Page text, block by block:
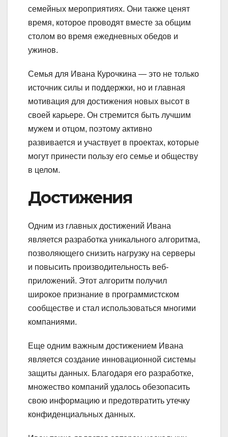
семейных мероприятиях. Они также ценят
время, которое проводят вместе за общим
столом во время ежедневных обедов и
ужинов.
Семья для Ивана Курочкина — это не только
источник силы и поддержки, но и главная
мотивация для достижения новых высот в
своей карьере. Он стремится быть лучшим
мужем и отцом, поэтому активно
развивается и участвует в проектах, которые
могут принести пользу его семье и обществу
в целом.
Достижения
Одним из главных достижений Ивана
является разработка уникального алгоритма,
позволяющего снизить нагрузку на серверы
и повысить производительность веб-
приложений. Этот алгоритм получил
широкое признание в программистском
сообществе и стал использоваться многими
компаниями.
Еще одним важным достижением Ивана
является создание инновационной системы
защиты данных. Благодаря его разработке,
множество компаний удалось обезопасить
свою информацию и предотвратить утечку
конфиденциальных данных.